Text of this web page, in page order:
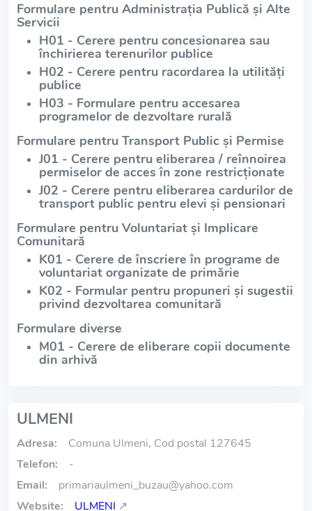
Formulare pentru Administrația Publică și Alte
Servicii
H01 - Cerere pentru concesionarea sau
închirierea terenurilor publice
H02 - Cerere pentru racordarea la utilități
publice
H03 - Formulare pentru accesarea
programelor de dezvoltare rurală
Formulare pentru Transport Public și Permise
J01 - Cerere pentru eliberarea / reînnoirea
permiselor de acces în zone restricționate
J02 - Cerere pentru eliberarea cardurilor de
transport public pentru elevi și pensionari
Formulare pentru Voluntariat și Implicare
Comunitară
K01 - Cerere de înscriere în programe de
voluntariat organizate de primărie
K02 - Formular pentru propuneri și sugestii
privind dezvoltarea comunitară
Formulare diverse
M01 - Cerere de eliberare copii documente
din arhivă
ULMENI
Adresa:
Comuna Ulmeni, Cod postal 127645
Telefon:
-
Email:
primariaulmeni_buzau@yahoo.com
Website:
ULMENI ↗